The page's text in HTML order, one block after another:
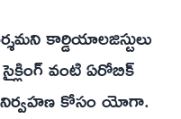
కార్డియాలజిస్టులు
వంటి ఏరోబిక్
నిర్వహణ కోసం యోగా.